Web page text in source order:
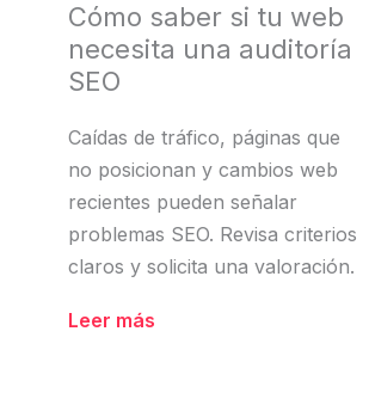
Cómo saber si tu web
necesita una auditoría
SEO
Caídas de tráfico, páginas que
no posicionan y cambios web
recientes pueden señalar
problemas SEO. Revisa criterios
claros y solicita una valoración.
Leer más